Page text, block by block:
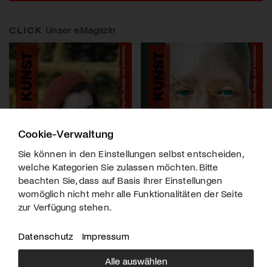
CLICK Unser eMagazin
Cookie-Verwaltung
Sie können in den Einstellungen selbst entscheiden,
welche Kategorien Sie zulassen möchten. Bitte
beachten Sie, dass auf Basis Ihrer Einstellungen
womöglich nicht mehr alle Funktionalitäten der Seite
zur Verfügung stehen.
Datenschutz Impressum
Alle auswählen